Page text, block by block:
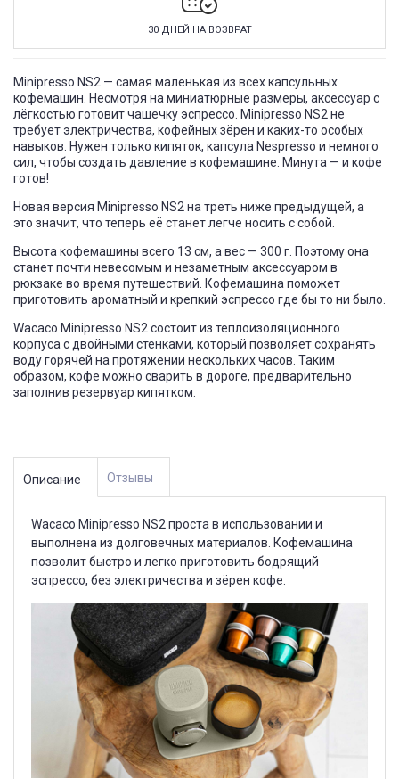
30 ДНЕЙ НА ВОЗВРАТ
Minipresso NS2 — самая маленькая из всех капсульных
кофемашин. Несмотря на миниатюрные размеры, аксессуар с
лёгкостью готовит чашечку эспрессо. Minipresso NS2 не
требует электричества, кофейных зёрен и каких-то особых
навыков. Нужен только кипяток, капсула Nespresso и немного
сил, чтобы создать давление в кофемашине. Минута — и кофе
готов!
Новая версия Minipresso NS2 на треть ниже предыдущей, а
это значит, что теперь её станет легче носить с собой.
Высота кофемашины всего 13 см, а вес — 300 г. Поэтому она
станет почти невесомым и незаметным аксессуаром в
рюкзаке во время путешествий. Кофемашина поможет
приготовить ароматный и крепкий эспрессо где бы то ни было.
Wacaco Minipresso NS2 состоит из теплоизоляционного
корпуса с двойными стенками, который позволяет сохранять
воду горячей на протяжении нескольких часов. Таким
образом, кофе можно сварить в дороге, предварительно
заполнив резервуар кипятком.
Описание Отзывы
Wacaco Minipresso NS2 проста в использовании и
выполнена из долговечных материалов. Кофемашина
позволит быстро и легко приготовить бодрящий
эспрессо, без электричества и зёрен кофе.